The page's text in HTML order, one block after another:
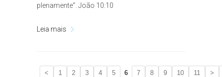
plenamente”. João 10:10
Leia mais
< 1 2 3 4 5 6 7 8 9 10 11 >